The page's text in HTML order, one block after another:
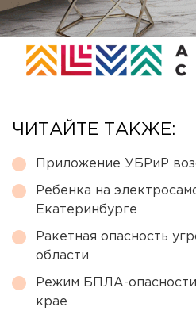
ЧИТАЙТЕ ТАКЖЕ:
Приложение УБРиР
Ребенка на
Екатеринбурге
Ракетная опасность
области
Режим БПЛА-
крае